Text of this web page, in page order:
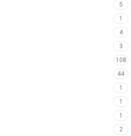
5
1
4
3
108
44
1
1
1
2